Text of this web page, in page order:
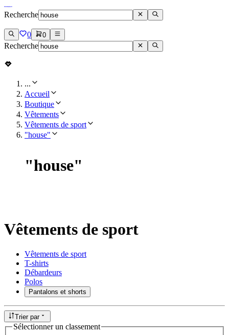
Recherche
0 0
Recherche
...
Accueil
Boutique
Vêtements
Vêtements de sport
"house"
"house"
Vêtements de sport
Vêtements de sport
T-shirts
Débardeurs
Polos
Pantalons et shorts
Trier par
Sélectionner un classement